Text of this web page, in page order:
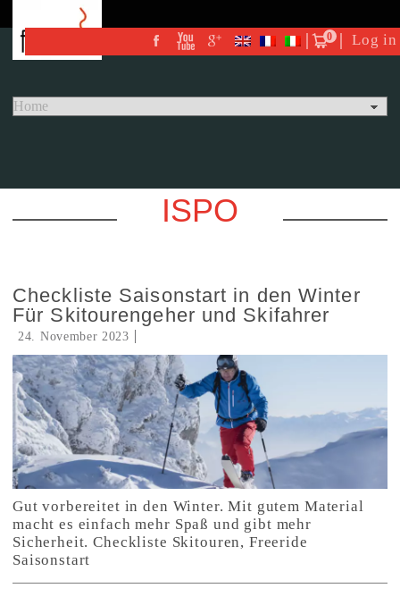
0 Log in
ISPO
Checkliste Saisonstart in den Winter
Für Skitourengeher und Skifahrer
24. November 2023
Gut vorbereitet in den Winter. Mit gutem Material
macht es einfach mehr Spaß und gibt mehr
Sicherheit. Checkliste Skitouren, Freeride
Saisonstart